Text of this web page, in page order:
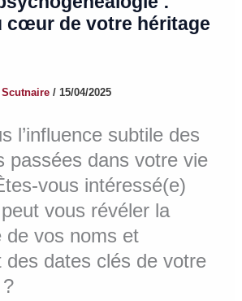
cœur de votre héritage
Scutnaire/15/04/2025
l’influence subtile des
passées dans votre vie
vous intéressé(e)
vous révéler la
de vos noms et
des dates clés de votre